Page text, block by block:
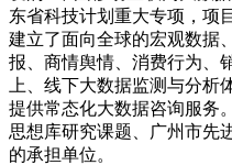
东省科技计划重大专项，项
建立了面向全球的宏观数据
报、商情舆情、消费行为、
上、线下大数据监测与分析
提供常态化大数据咨询服务
思想库研究课题、广州市先
的承担单位。